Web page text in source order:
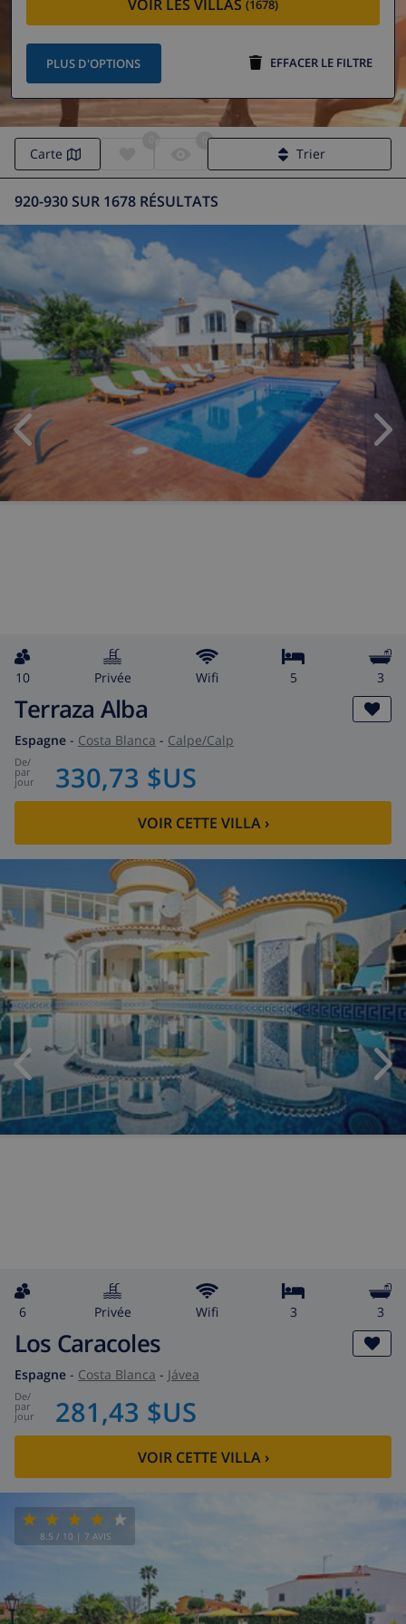
VOIR LES VILLAS (1678)
PLUS D'OPTIONS EFFACER LE FILTRE
920-930 SUR 1678 RÉSULTATS
Carte Trier
10 privée wifi 5 3
Terraza Alba
Espagne - Costa Blanca - Calpe/Calp
de/
par
jour 330,73 $US
VOIR CETTE VILLA›
6 privée wifi 3 3
Los Caracoles
Espagne - Costa Blanca - Jávea
de/
par
jour 281,43 $US
VOIR CETTE VILLA›
8.5 / 10 | 7 AVIS